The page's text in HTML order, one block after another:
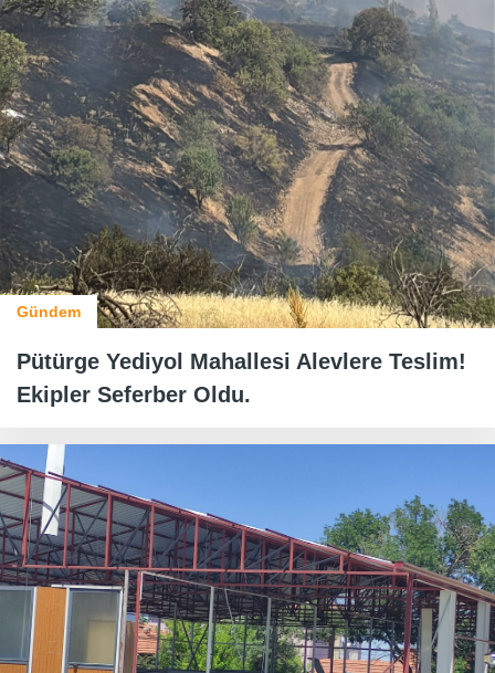
Gündem
Pütürge Yediyol Mahallesi Alevlere Teslim!
Ekipler Seferber Oldu.